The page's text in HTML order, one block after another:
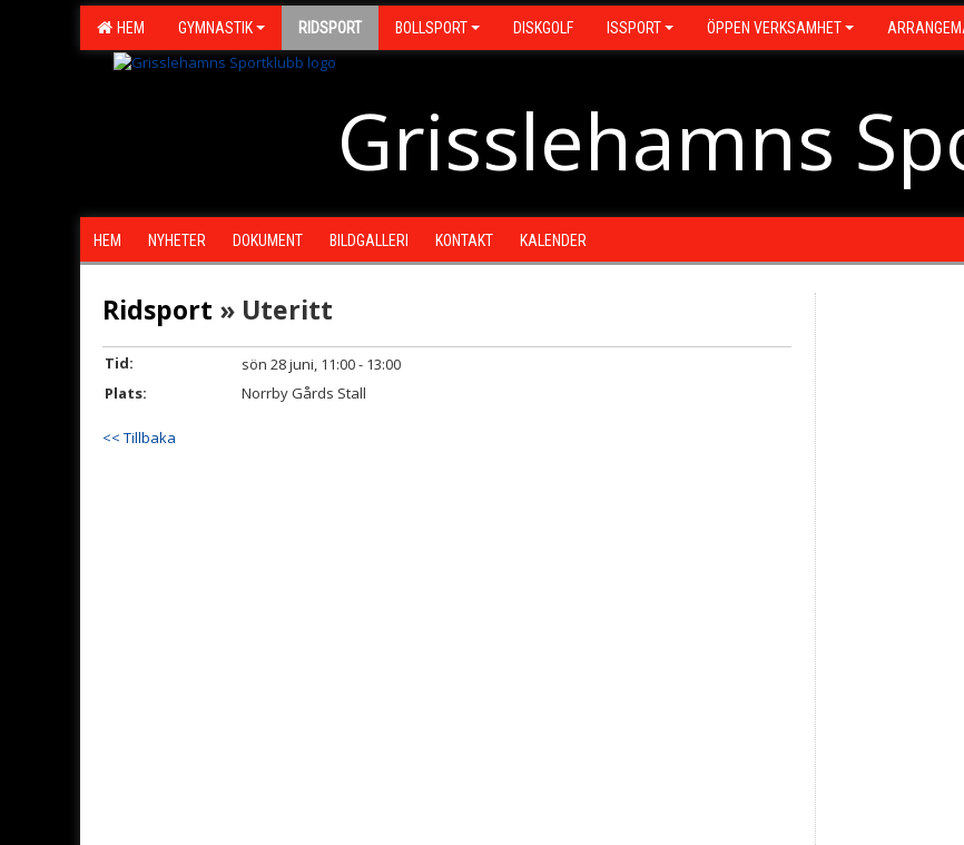
HEM GYMNASTIK RIDSPORT BOLLSPORT DISKGOLF ISSPORT ÖPPEN VERKSAMHET
Grisslehamns
HEM NYHETER DOKUMENT BILDGALLERI KONTAKT KALENDER
Ridsport » Uteritt
Tid:
sön 28 juni, 11:00 - 13:00
Plats:
Norrby Gårds Stall
<< Tillbaka